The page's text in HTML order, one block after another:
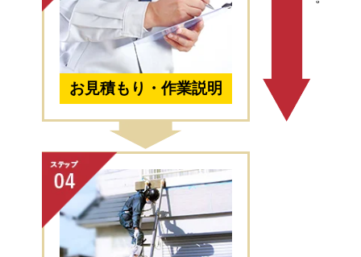
お見積もり・作業説明